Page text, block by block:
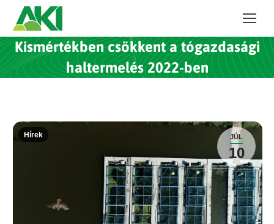
Kismértékben csökkent a tógazdasági
haltermelés 2022-ben
JÚL
10
Hírek